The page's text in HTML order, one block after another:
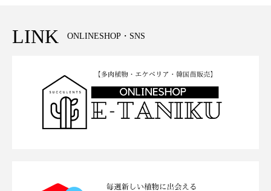
LINK ONLINESHOP・SNS